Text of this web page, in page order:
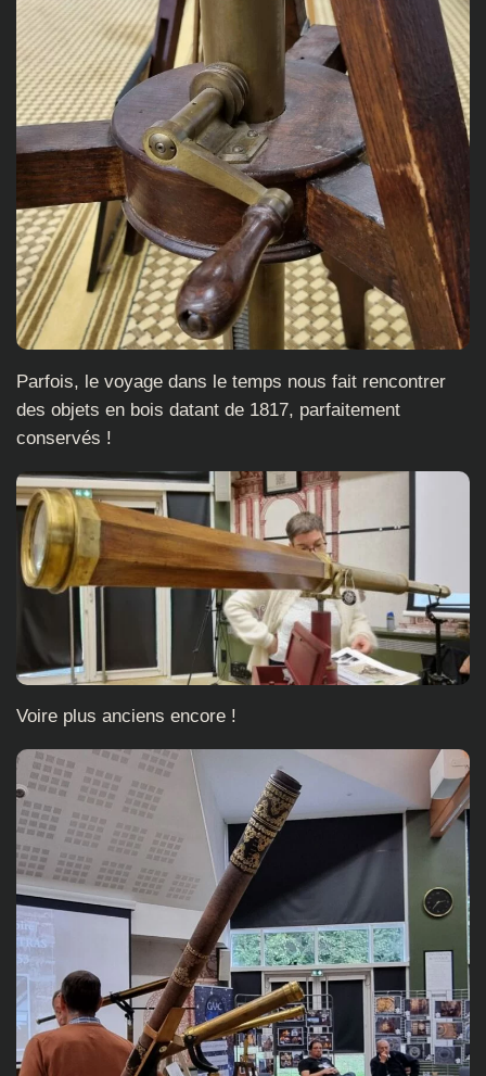
Parfois, le voyage dans le temps nous fait rencontrer
des objets en bois datant de 1817, parfaitement
conservés !
Voire plus anciens encore !